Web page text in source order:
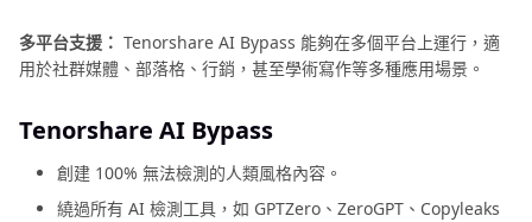
多平台支援： Tenorshare AI Bypass 能夠在多個平台上運行，適
用於社群媒體、部落格、行銷，甚至學術寫作等多種應用場景。
Tenorshare AI Bypass
創建 100% 無法檢測的人類風格內容。
繞過所有 AI 檢測工具，如 GPTZero、ZeroGPT、Copyleaks